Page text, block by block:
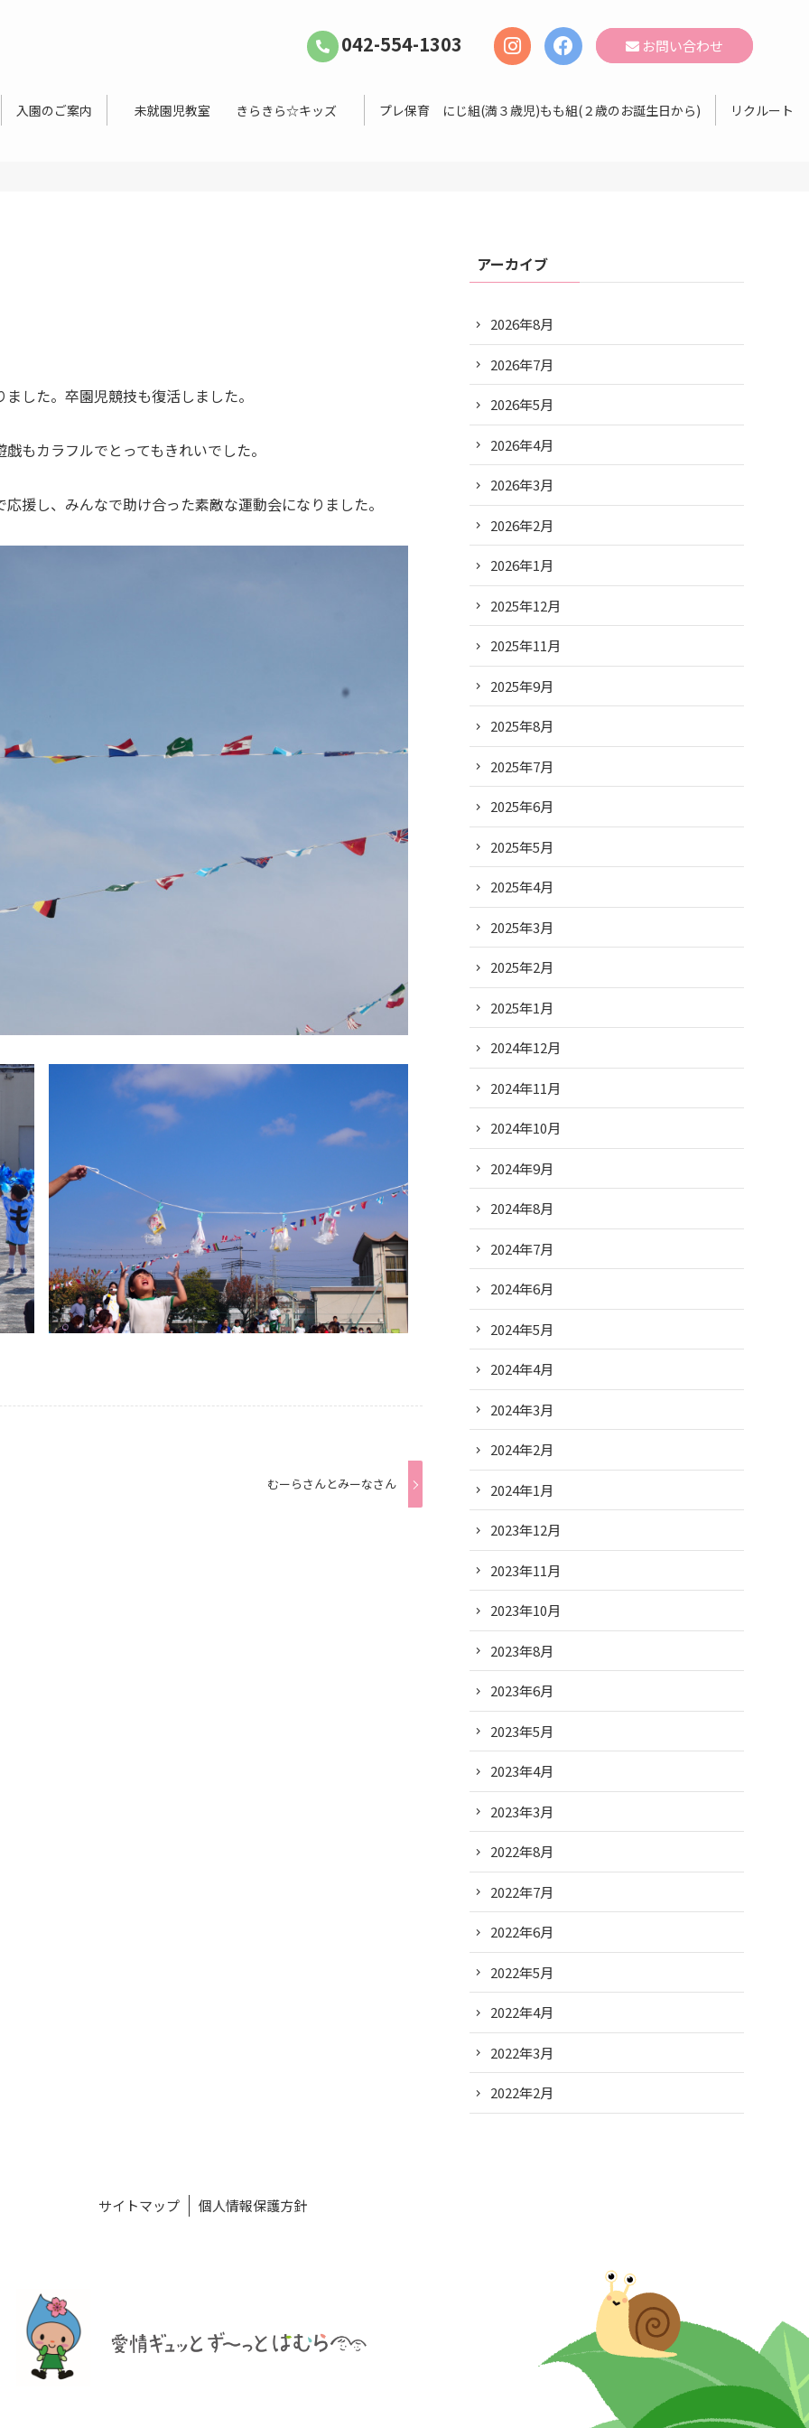
入園のご案内 未就園児教室 きらきら☆キッズ プレ保育 にじ組(満３歳児)もも組(２歳のお誕生日から) リクルート
042-554-1303 お問い合わせ
した。卒園児競技も復活しました。
もカラフルでとってもきれいでした。
援し、みんなで助け合った素敵な運動会になりました。
むーらさんとみーなさん
アーカイブ
2026年8月
2026年7月
2026年5月
2026年4月
2026年3月
2026年2月
2026年1月
2025年12月
2025年11月
2025年9月
2025年8月
2025年7月
2025年6月
2025年5月
2025年4月
2025年3月
2025年2月
2025年1月
2024年12月
2024年11月
2024年10月
2024年9月
2024年8月
2024年7月
2024年6月
2024年5月
2024年4月
2024年3月
2024年2月
2024年1月
2023年12月
2023年11月
2023年10月
2023年8月
2023年6月
2023年5月
2023年4月
2023年3月
2022年8月
2022年7月
2022年6月
2022年5月
2022年4月
2022年3月
2022年2月
サイトマップ 個人情報保護方針